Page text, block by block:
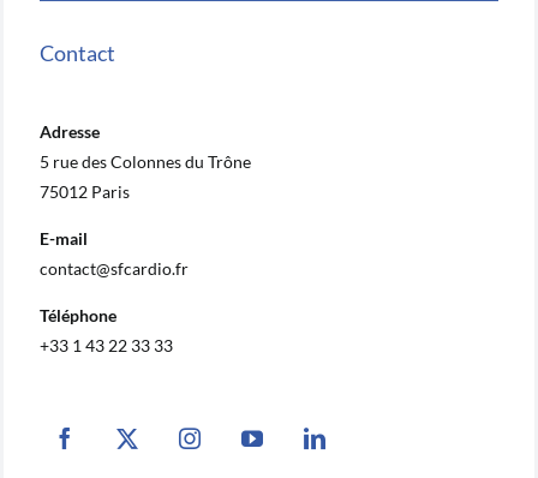
Contact
Adresse
5 rue des Colonnes du Trône
75012 Paris
E-mail
contact@sfcardio.fr
Téléphone
+33 1 43 22 33 33